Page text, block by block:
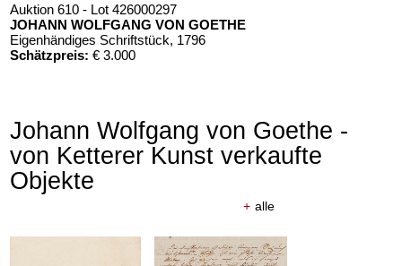
Auktion 610 - Lot 426000297
JOHANN WOLFGANG VON GOETHE
Eigenhändiges Schriftstück, 1796
Schätzpreis: € 3.000
Auktion 610 - Lot 426000325
Johann Wolfgang von Goethe -
von Ketterer Kunst verkaufte
Objekte
+ alle